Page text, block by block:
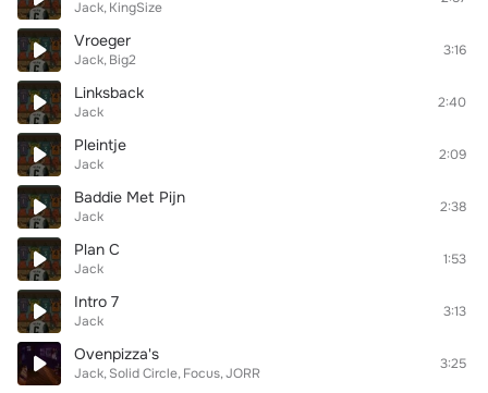
Jack KingSize
Vroeger
Jack Big2
3:16
Linksback
Jack
2:40
Pleintje
Jack
2:09
Baddie Met Pijn
Jack
2:38
Plan C
Jack
1:53
Intro 7
Jack
3:13
Ovenpizza's
Jack Solid Circle Focus JORR
3:25